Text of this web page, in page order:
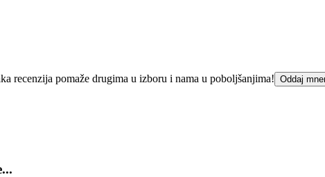
recenzija pomaže drugima u izboru i nama u poboljšanjima! Oddaj